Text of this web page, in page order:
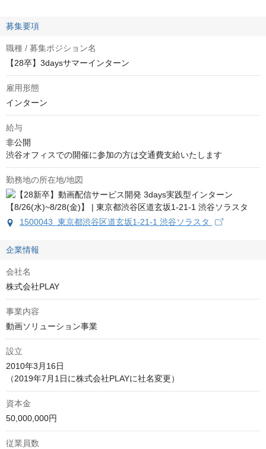
募集要項
職種 / 募集ポジション名
【28卒】3daysサマーインターン
雇用形態
インターン
給与
非公開
渋谷オフィスでの開催に参加の方は交通費支給いたします
勤務地の所在地/地図
1500043 東京都渋谷区道玄坂1-21-1 渋谷ソラスタ
企業情報
会社名
株式会社PLAY
事業内容
動画ソリューション事業
設立
2010年3月16日
（2019年7月1日に株式会社PLAYに社名変更）
資本金
50,000,000円
従業員数